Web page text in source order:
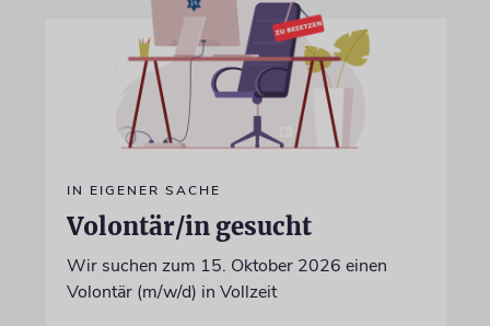
IN EIGENER SACHE
Volontär/in gesucht
Wir suchen zum 15. Oktober 2026 einen
Volontär (m/w/d) in Vollzeit